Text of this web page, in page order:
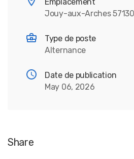
Jouy-aux-Arches 57130
Type de poste
Alternance
Date de publication
May 06, 2026
Share